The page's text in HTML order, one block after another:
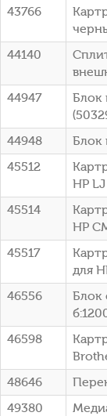
43766
44140
44947
Блок
44948
Блок
45512
HP
45514
HP
45517
для
46556
Блок
46598
48646
49380